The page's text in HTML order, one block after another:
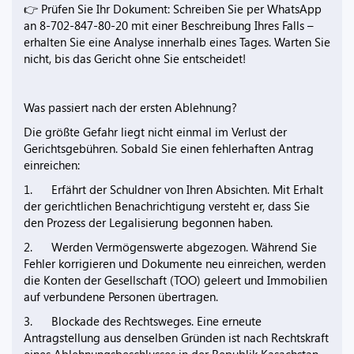
👉 Prüfen Sie Ihr Dokument: Schreiben Sie per WhatsApp
an 8-702-847-80-20 mit einer Beschreibung Ihres Falls –
erhalten Sie eine Analyse innerhalb eines Tages. Warten Sie
nicht, bis das Gericht ohne Sie entscheidet!
Was passiert nach der ersten Ablehnung?
Die größte Gefahr liegt nicht einmal im Verlust der
Gerichtsgebühren. Sobald Sie einen fehlerhaften Antrag
einreichen:
1. Erfährt der Schuldner von Ihren Absichten. Mit Erhalt
der gerichtlichen Benachrichtigung versteht er, dass Sie
den Prozess der Legalisierung begonnen haben.
2. Werden Vermögenswerte abgezogen. Während Sie
Fehler korrigieren und Dokumente neu einreichen, werden
die Konten der Gesellschaft (TOO) geleert und Immobilien
auf verbundene Personen übertragen.
3. Blockade des Rechtsweges. Eine erneute
Antragstellung aus denselben Gründen ist nach Rechtskraft